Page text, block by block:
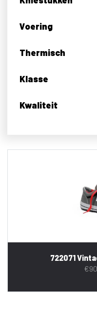
Voering
Thermisch
Klasse
Kwaliteit
722071
€